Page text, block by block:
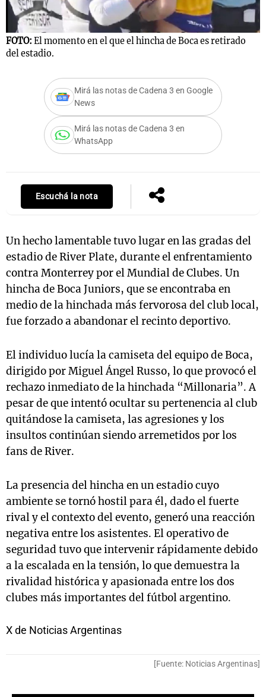
FOTO: El momento en el que el hincha de Boca es retirado
del estadio.
Mirá las notas de Cadena 3 en Google
News
Mirá las notas de Cadena 3 en
WhatsApp
Escuchá la nota
Un hecho lamentable tuvo lugar en las gradas del
estadio de River Plate, durante el enfrentamiento
contra Monterrey por el Mundial de Clubes. Un
hincha de Boca Juniors, que se encontraba en
medio de la hinchada más fervorosa del club local,
fue forzado a abandonar el recinto deportivo.
El individuo lucía la camiseta del equipo de Boca,
dirigido por Miguel Ángel Russo, lo que provocó el
rechazo inmediato de la hinchada “Millonaria”. A
pesar de que intentó ocultar su pertenencia al club
quitándose la camiseta, las agresiones y los
insultos continúan siendo arremetidos por los
fans de River.
La presencia del hincha en un estadio cuyo
ambiente se tornó hostil para él, dado el fuerte
rival y el contexto del evento, generó una reacción
negativa entre los asistentes. El operativo de
seguridad tuvo que intervenir rápidamente debido
a la escalada en la tensión, lo que demuestra la
rivalidad histórica y apasionada entre los dos
clubes más importantes del fútbol argentino.
X de Noticias Argentinas
[Fuente: Noticias Argentinas]